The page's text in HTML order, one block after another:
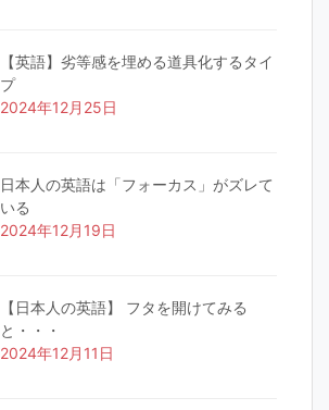
【英語】劣等感を埋める道具化するタイ
プ
2024年12月25日
日本人の英語は「フォーカス」がズレて
いる
2024年12月19日
【日本人の英語】 フタを開けてみる
と・・・
2024年12月11日